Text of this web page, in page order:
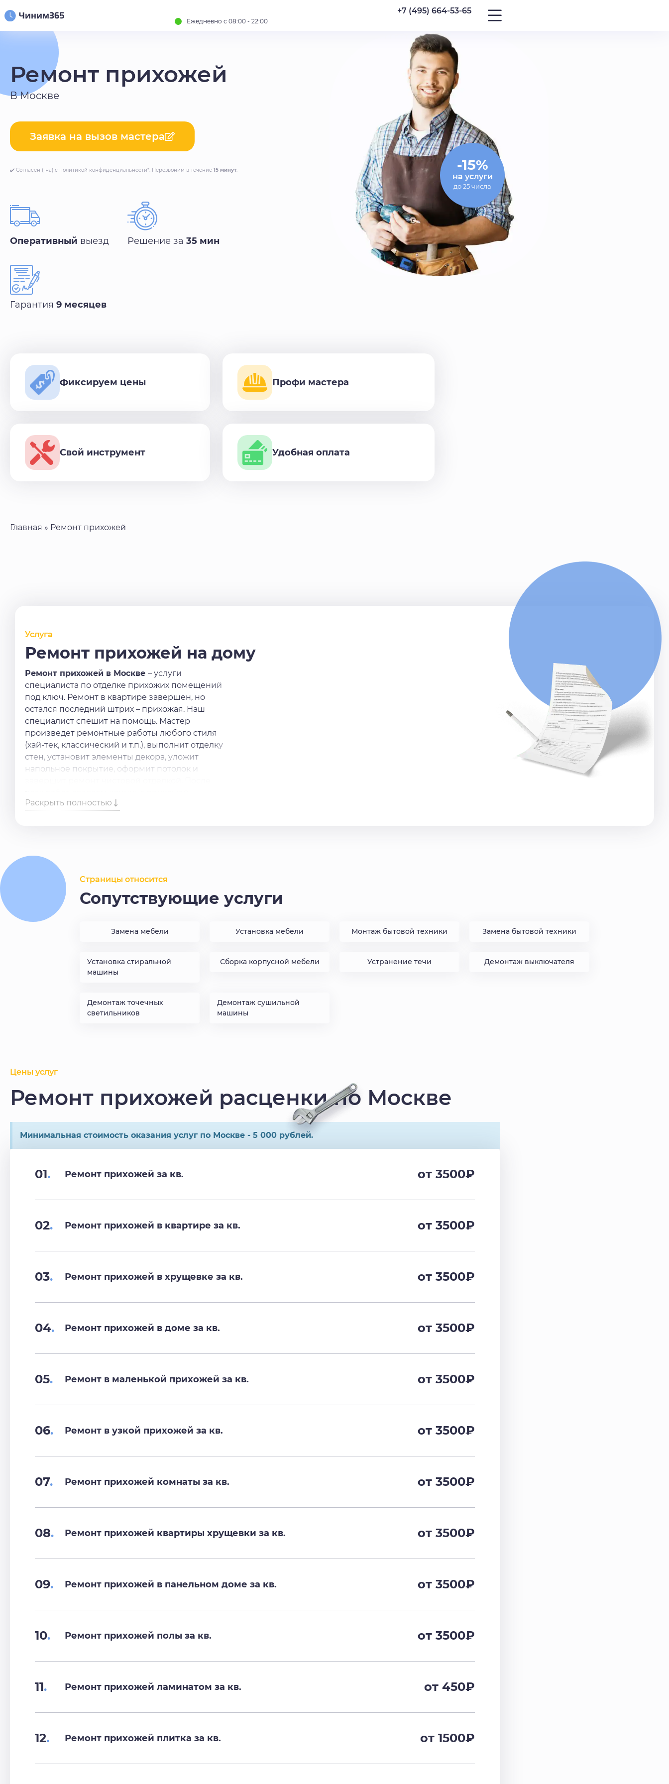
+7 (495) 664-53-65
Ежедневно с 08:00 - 22:00
Ремонт прихожей
В Москве
Заявка на вызов мастера
✔️ Согласен (-на) с политикой конфиденциальности*. Перезвоним в течение 15 минут. -15%
на услуги
до 25 числа
Оперативный выезд Решение за 35 мин
Гарантия 9 месяцев
Фиксируем цены Профи мастера
Свой инструмент Удобная оплата
Главная » Ремонт прихожей
Услуга
Ремонт прихожей на дому
Ремонт прихожей в Москве – услуги
специалиста по отделке прихожих помещений
под ключ. Ремонт в квартире завершен, но
остался последний штрих – прихожая. Наш
специалист спешит на помощь. Мастер
произведет ремонтные работы любого стиля
(хай-тек, классический и т.п.), выполнит отделку
стен, установит элементы декора, уложит
напольное покрытие, оформит потолок и
Нужен качественныйремонт прихожей
свяжутся с вами в кротчайшие сроки.
Раскрыть полностью
Страницы относится
Сопутствующие услуги
Замена мебели Установка мебели Монтаж бытовой техники Замена бытовой техники
Установка стиральной
машины
Сборка корпусной мебели Устранение течи Демонтаж выключателя
Демонтаж точечных
светильников
Демонтаж сушильной
машины
Цены услуг
Ремонт прихожей расценки по Москве
Минимальная стоимость оказания услуг по Москве - 5 000 рублей.
01. Ремонт прихожей за кв. от 3500₽
02. Ремонт прихожей в квартире за кв. от 3500₽
03. Ремонт прихожей в хрущевке за кв. от 3500₽
04. Ремонт прихожей в доме за кв. от 3500₽
05. Ремонт в маленькой прихожей за кв. от 3500₽
06. Ремонт в узкой прихожей за кв. от 3500₽
07. Ремонт прихожей комнаты за кв. от 3500₽
08. Ремонт прихожей квартиры хрущевки за кв. от 3500₽
09. Ремонт прихожей в панельном доме за кв. от 3500₽
10. Ремонт прихожей полы за кв. от 3500₽
11. Ремонт прихожей ламинатом за кв. от 450₽
12. Ремонт прихожей плитка за кв. от 1500₽